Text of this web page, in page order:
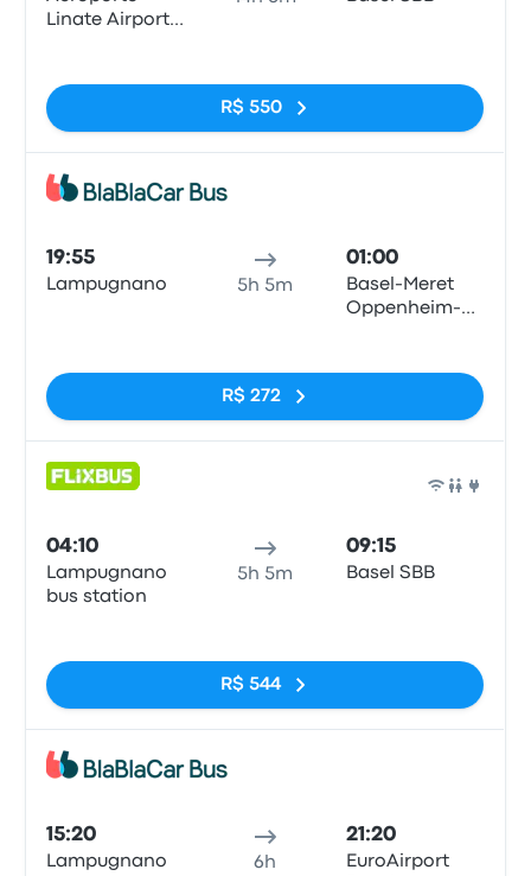
Linate Airport
R$ 550
19:55
Lampugnano 5h 5m
01:00
Basel-Meret
Oppenheim-
R$ 272
04:10
Lampugnano
bus station
5h 5m
09:15
Basel SBB
R$ 544
15:20
Lampugnano 6h
21:20
EuroAirport